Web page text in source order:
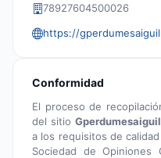
78927604500026
https://
Conformidad
El proceso de
del sitio
a los requisitos de
Sociedad de